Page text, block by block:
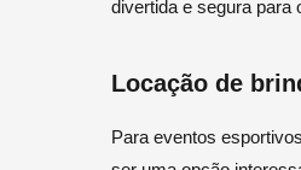
divertida e segura para
Locação de
Para eventos